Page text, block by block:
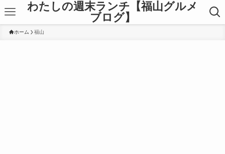
わたしの週末ランチ【福山グルメ
ブログ】
ホーム 福山